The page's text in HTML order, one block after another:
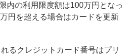
内の利用限度額は100万円となっ
円を超える場合はカードを更新
るクレジットカード番号はプリ